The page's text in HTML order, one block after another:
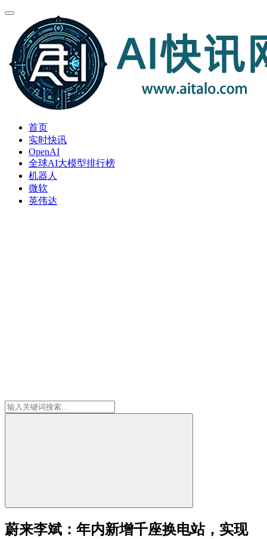
首页
实时快讯
OpenAI
全球AI大模型排行榜
机器人
微软
英伟达
蔚来李斌：年内新增千座换电站，实现